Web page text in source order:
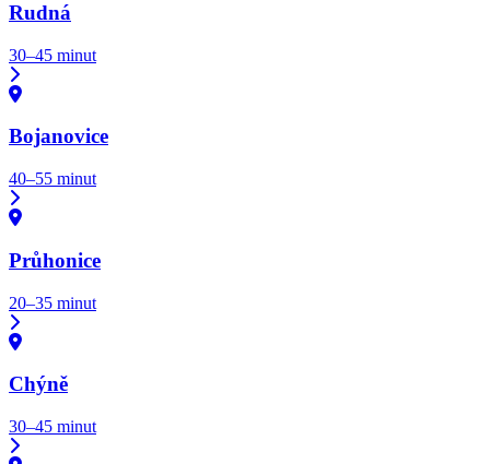
Rudná
30–45 minut
Bojanovice
40–55 minut
Průhonice
20–35 minut
Chýně
30–45 minut